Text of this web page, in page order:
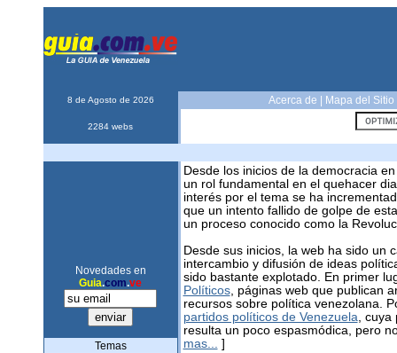
8 de Agosto de 2026 Acerca de Mapa del Sitio
2284 webs
Novedades en
Guia.com.ve
Temas
Desde los inicios de la democracia
un rol fundamental en el quehacer
interés por el tema se ha
que un intento fallido de golpe de
un proceso conocido como la
Desde sus inicios, la web ha sido un
intercambio y difusión de ideas
sido bastante explotado. En primer
Políticos, páginas web que publican
recursos sobre política venezolana.
partidos políticos de Venezuela, cuya
resulta un poco espasmódica, pero
mas... ]